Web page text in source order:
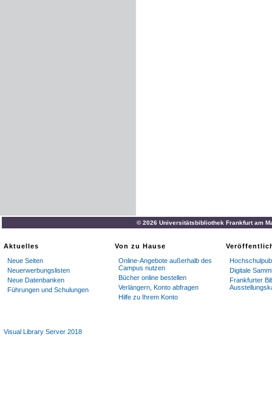
© 2026 Universitätsbibliothek Frankfurt am
Aktuelles
Neue Seiten
Neuerwerbungslisten
Neue Datenbanken
Führungen und Schulungen
Von zu Hause
Online-Angebote außerhalb des
Campus nutzen
Bücher online bestellen
Verlängern, Konto abfragen
Hilfe zu Ihrem Konto
Digitale
Frankfurter
Visual Library Server 2018